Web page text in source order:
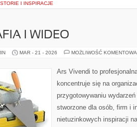
I INSPIRACJE
I WIDEO
MAR - 21 - 2026 MOŻLIWOŚĆ
Ars Vivendi to
koncentruje się na
przygotowywaniu
stworzone dla osób, firm i
nietuzinkowych inspiracji